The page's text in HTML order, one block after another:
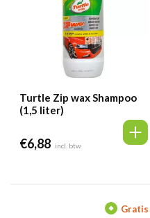
Turtle Zip wax Shampoo
(1,5 liter)
€6,88 incl. btw
Gratis